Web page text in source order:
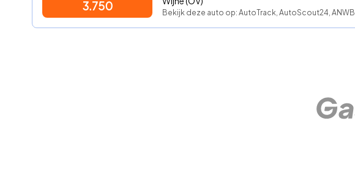
3.750 Bekijk deze auto op: AutoTrack, AutoScout24, ANWB